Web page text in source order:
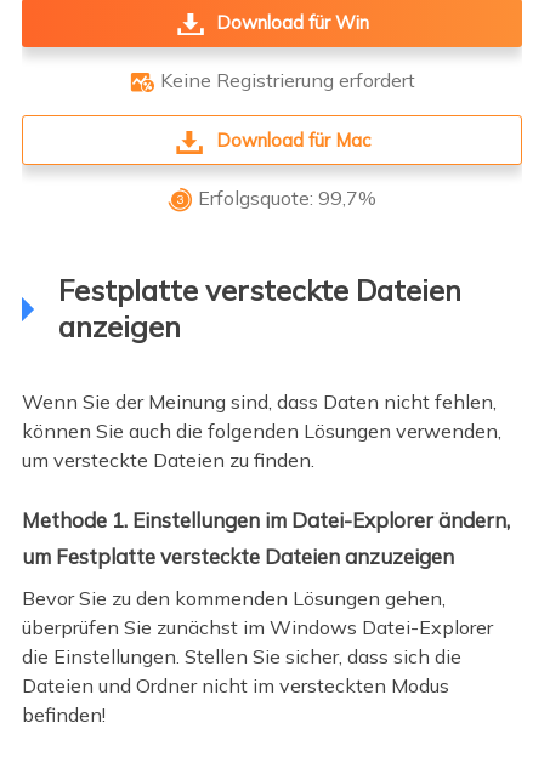
Download für Win
 Keine Registrierung erfordert
Download für Mac
 Erfolgsquote: 99,7%
Festplatte versteckte Dateien
anzeigen
Wenn Sie der Meinung sind, dass Daten nicht fehlen,
können Sie auch die folgenden Lösungen verwenden,
um versteckte Dateien zu finden.
Methode 1. Einstellungen im Datei-Explorer ändern,
um Festplatte versteckte Dateien anzuzeigen
Bevor Sie zu den kommenden Lösungen gehen,
überprüfen Sie zunächst im Windows Datei-Explorer
die Einstellungen. Stellen Sie sicher, dass sich die
Dateien und Ordner nicht im versteckten Modus
befinden!